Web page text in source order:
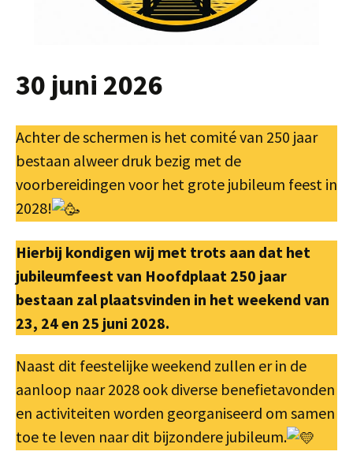
30 juni 2026
Achter de schermen is het comité van 250 jaar
bestaan alweer druk bezig met de
voorbereidingen voor het grote jubileum feest in
2028!
Hierbij kondigen wij met trots aan dat het
jubileumfeest van Hoofdplaat 250 jaar
bestaan zal plaatsvinden in het weekend van
23, 24 en 25 juni 2028.
Naast dit feestelijke weekend zullen er in de
aanloop naar 2028 ook diverse benefietavonden
en activiteiten worden georganiseerd om samen
toe te leven naar dit bijzondere jubileum.